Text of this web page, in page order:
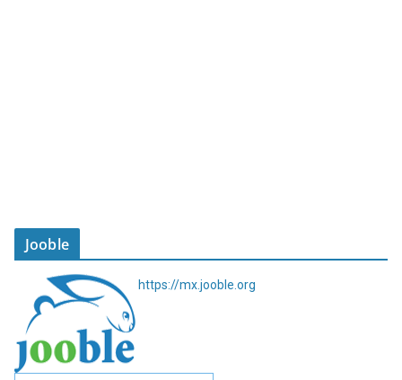
Jooble
https://mx.jooble.org